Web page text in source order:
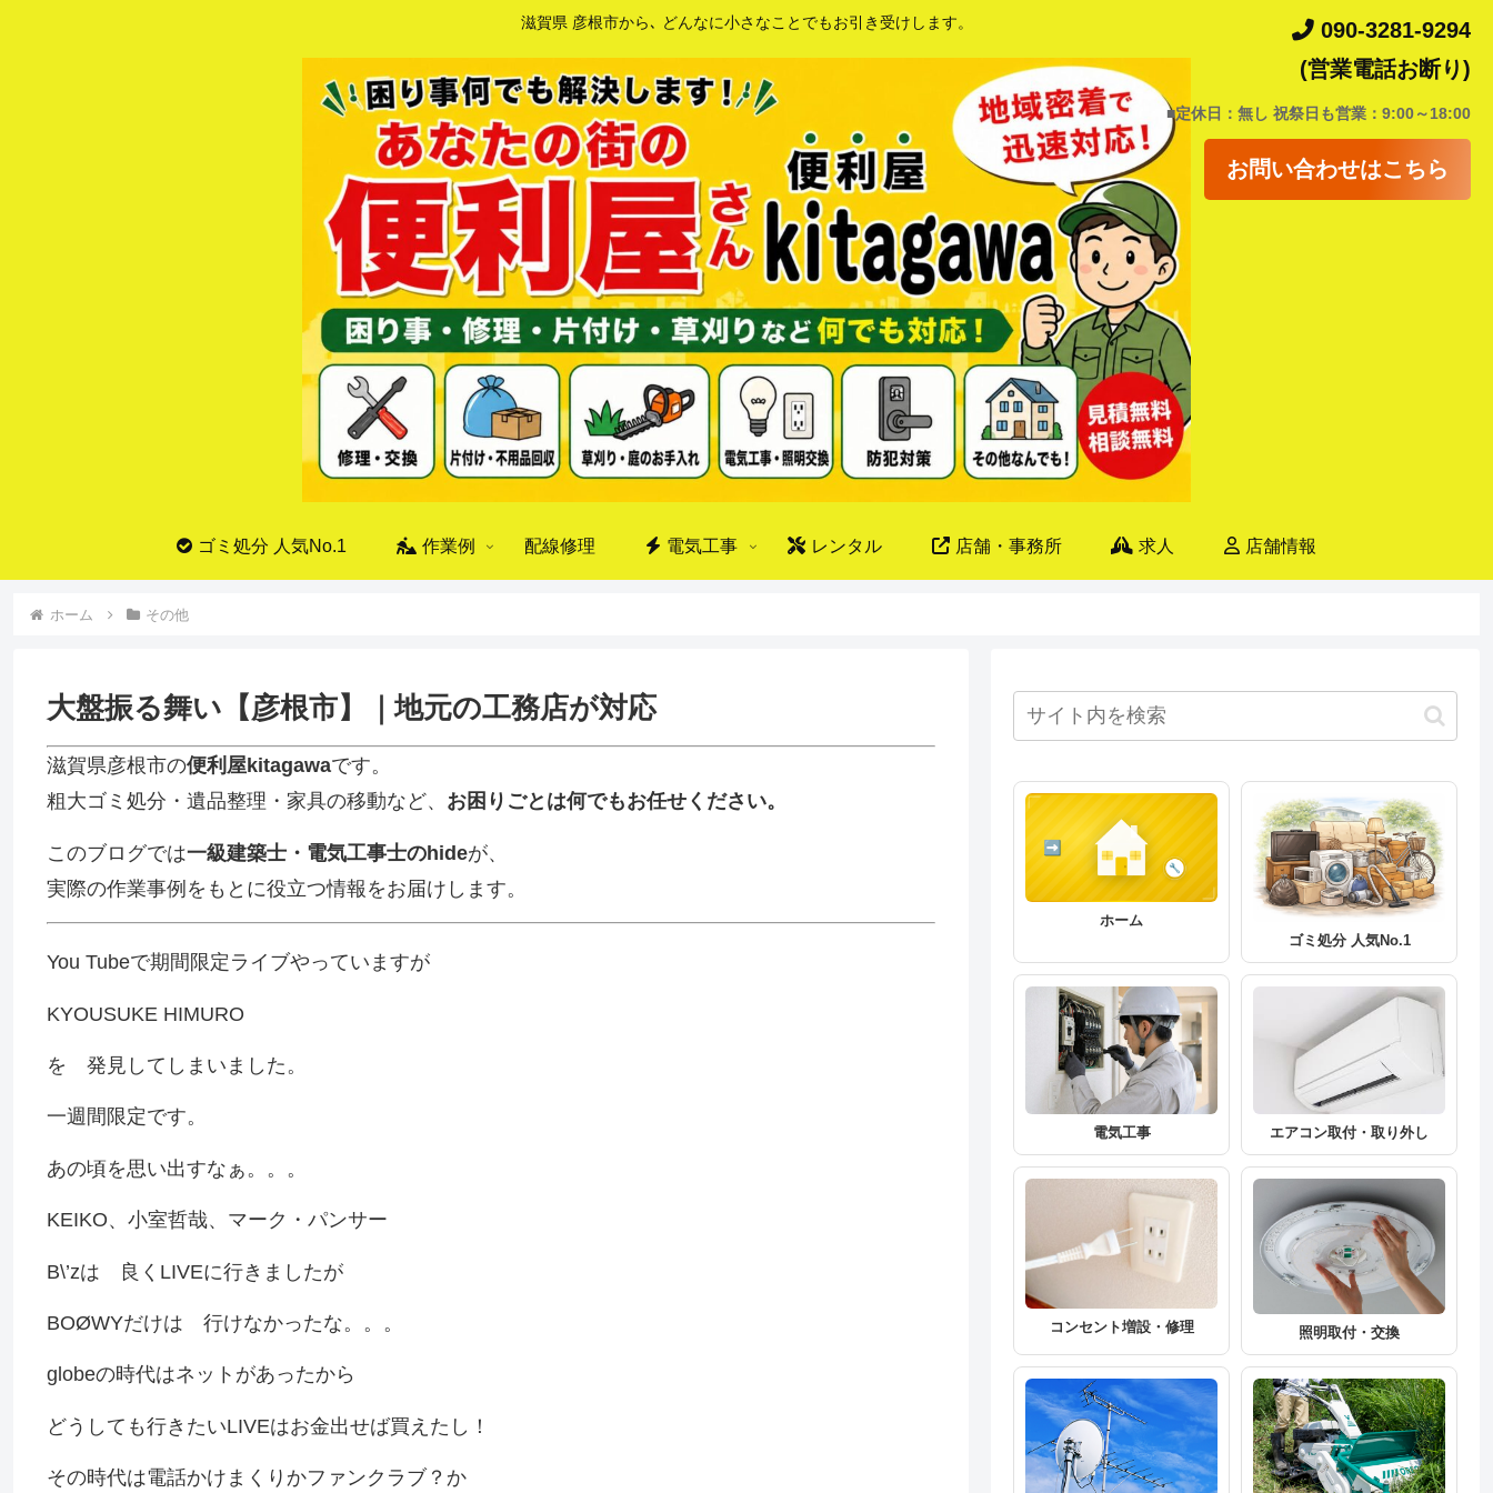
滋賀県 彦根市から､ どんなに小さなことでもお引き受けします。
090-3281-9294
(営業電話お断り)
■定休日：無し 祝祭日も営業：9:00～18:00
お問い合わせはこちら
ゴミ処分 人気No.1 作業例 配線修理 電気工事 レンタル 店舗・事務所 求人 店舗情報
ホーム その他
大盤振る舞い【彦根市】｜地元の工務店が対応
滋賀県彦根市の便利屋kitagawaです。
粗大ゴミ処分・遺品整理・家具の移動など、 お困りごとは何でもお任せください。
このブログでは一級建築士・電気工事士のhideが、
実際の作業事例をもとに役立つ情報をお届けします。
You Tubeで期間限定ライブやっていますが
KYOUSUKE HIMURO
を 発見してしまいました。
一週間限定です。
あの頃を思い出すなぁ。。。
KEIKO、小室哲哉、マーク・パンサー
B\’zは 良くLIVEに行きましたが
BOØWYだけは 行けなかったな。。。
globeの時代はネットがあったから
どうしても行きたいLIVEはお金出せば買えたし！
その時代は電話かけまくりかファンクラブ？か
ホーム
ゴミ処分 人気No.1
電気工事 エアコン取付・取り外し
コンセント増設・修理 照明取付・交換